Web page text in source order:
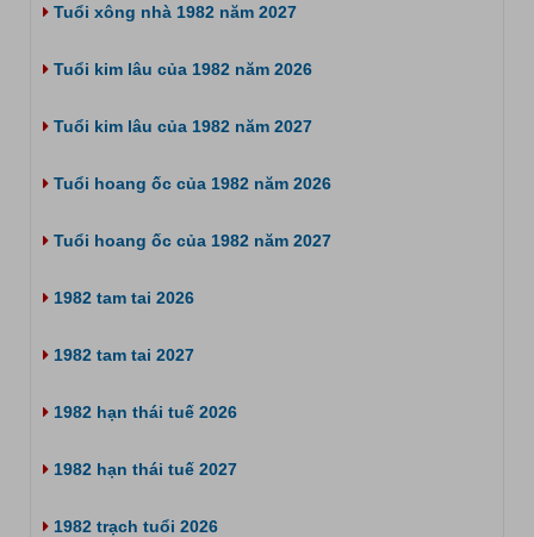
Tuổi xông nhà 1982 năm 2027
Tuổi kim lâu của 1982 năm 2026
Tuổi kim lâu của 1982 năm 2027
Tuổi hoang ốc của 1982 năm 2026
Tuổi hoang ốc của 1982 năm 2027
1982 tam tai 2026
1982 tam tai 2027
1982 hạn thái tuế 2026
1982 hạn thái tuế 2027
1982 trạch tuổi 2026